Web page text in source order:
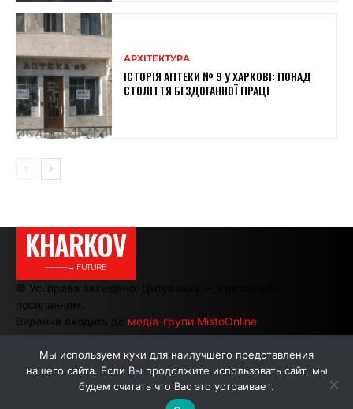
АРХІТЕКТУРА
ІСТОРІЯ АПТЕКИ № 9 У ХАРКОВІ: ПОНАД
СТОЛІТТЯ БЕЗДОГАННОЇ ПРАЦІ
KHARKOV
———→ FUTURE
© Усі права захищено. Цитування — з активним
посиланням.
Видання входить до медіа-групи MistoOnline
АВТОРИ РЕКЛАМА НА САЙТІ
Мы используем куки для наилучшего представления
нашего сайта. Если Вы продолжите использовать сайт, мы
будем считать что Вас это устраивает.